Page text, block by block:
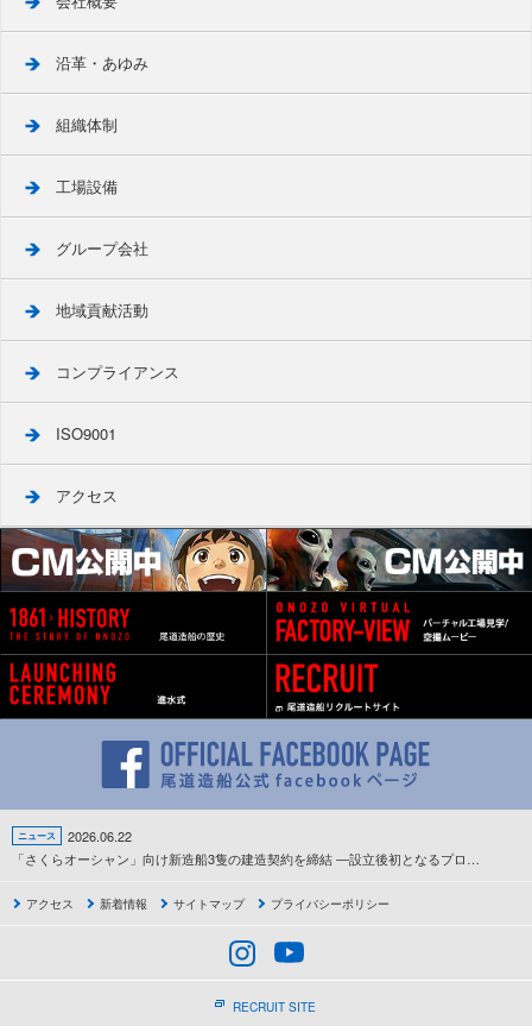
沿革・あゆみ
組織体制
工場設備
グループ会社
地域貢献活動
コンプライアンス
ISO9001
アクセス
ニュース
2026.06.22
「さくらオーシャン」向け新造船3隻の建造契約を締結 ―設立後初となるプロジェクトが本格始動―
アクセス 新着情報 サイトマップ プライバシーポリシー
RECRUIT SITE